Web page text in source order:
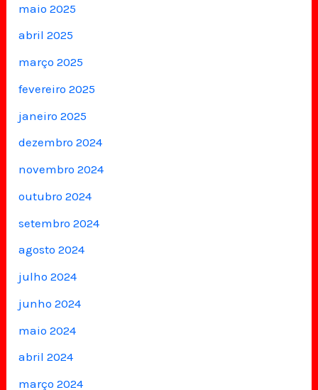
maio 2025
abril 2025
março 2025
fevereiro 2025
janeiro 2025
dezembro 2024
novembro 2024
outubro 2024
setembro 2024
agosto 2024
julho 2024
junho 2024
maio 2024
abril 2024
março 2024